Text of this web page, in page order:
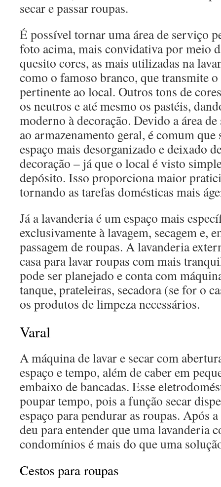
secar e passar roupas.
É possível tornar uma área de serviço
foto acima, mais convidativa por meio
quesito cores, as mais utilizadas na
como o famoso branco, que transmite
pertinente ao local. Outros tons de
os neutros e até mesmo os pastéis,
moderno à decoração. Devido a área
ao armazenamento geral, é comum
espaço mais desorganizado e deixado
decoração – já que o local é visto
depósito. Isso proporciona maior
tornando as tarefas domésticas mais
Já a lavanderia é um espaço mais
exclusivamente à lavagem, secagem e,
passagem de roupas. A lavanderia
casa para lavar roupas com mais
pode ser planejado e conta com
tanque, prateleiras, secadora (se for o
os produtos de limpeza necessários.
Varal
A máquina de lavar e secar com
espaço e tempo, além de caber em
embaixo de bancadas. Esse
poupar tempo, pois a função secar
espaço para pendurar as roupas. Após
deu para entender que uma lavanderia
condomínios é mais do que uma
Cestos para roupas